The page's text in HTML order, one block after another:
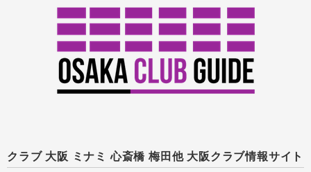
クラブ 大阪 ミナミ 心斎橋 梅田他 大阪クラブ情報サイト